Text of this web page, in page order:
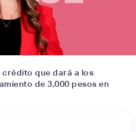
crédito que dará a los
de 3,000 pesos en